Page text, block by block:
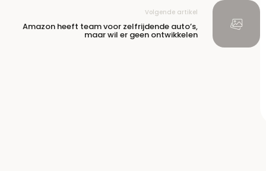
Volgende artikel
Amazon heeft team voor zelfrijdende auto’s,
maar wil er geen ontwikkelen